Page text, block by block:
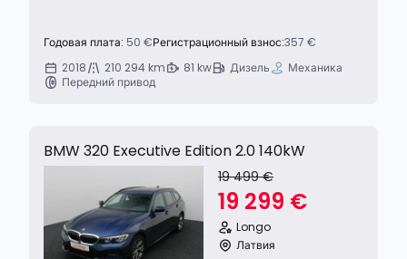
Годовая плата: 50 €Регистрационный взнос:357 €
2018
210 294 km 81 kw Дизель
Механика
Передний привод
BMW 320 Executive Edition 2.0 140kW
19 499 €
19 299 €
Longo
Латвия